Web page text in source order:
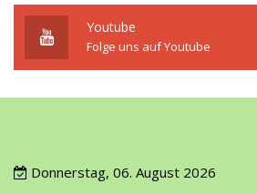
Youtube
Folge uns auf Youtube
Donnerstag, 06. August 2026